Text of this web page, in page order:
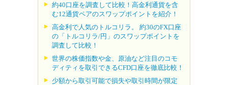
約40口座を調査して比較！高金利通貨を含
む12通貨ペアのスワップポイントを紹介！
高金利で人気のトルコリラ。 約30のFX口座
の「トルコリラ/円」のスワップポイントを
調査して比較！
世界の株価指数や金、原油など注目のコモ
ディティを取引できるCFD口座を徹底比較！
少額から取引可能で損失や取引時間が限定